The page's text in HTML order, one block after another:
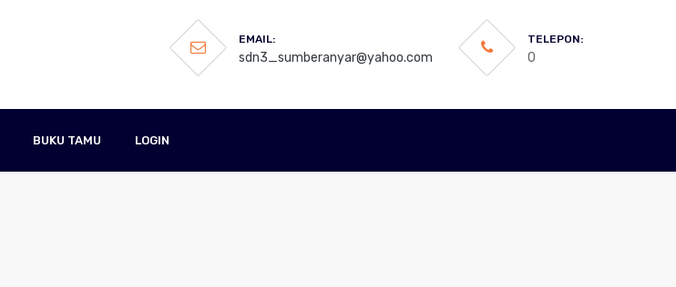
EMAIL:
sdn3_sumberanyar@yahoo.com
TELEPON:
0
BUKU TAMU LOGIN